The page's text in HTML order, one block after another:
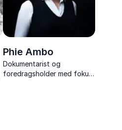
Phie Ambo
Dokumentarist og
foredragsholder med fokus